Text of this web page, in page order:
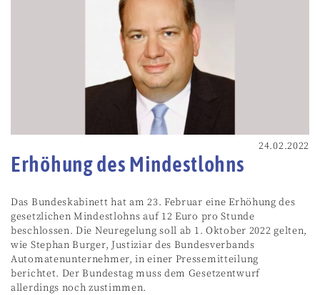
24.02.2022
Erhöhung des Mindestlohns
Das Bundeskabinett hat am 23. Februar eine Erhöhung des
gesetzlichen Mindestlohns auf 12 Euro pro Stunde
beschlossen. Die Neuregelung soll ab 1. Oktober 2022 gelten,
wie Stephan Burger, Justiziar des Bundesverbands
Automatenunternehmer, in einer Pressemitteilung
berichtet. Der Bundestag muss dem Gesetzentwurf
allerdings noch zustimmen.